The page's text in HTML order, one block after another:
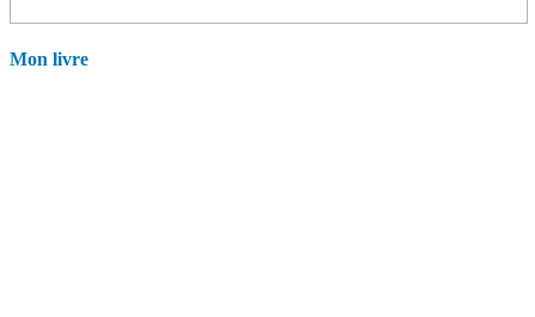
Mon livre